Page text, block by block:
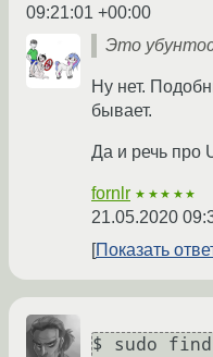
09:21:01 +00:00
Это
Ну нет.
бывает.
Да и речь про
fornlr ★★★★★
21.05.2020
Показать
$ sudo